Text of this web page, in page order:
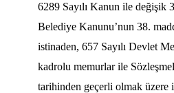
6289 Sayılı Kanun ile değişik
Belediye Kanunu’nun 38.
istinaden, 657 Sayılı Devlet
kadrolu memurlar ile
tarihinden geçerli olmak